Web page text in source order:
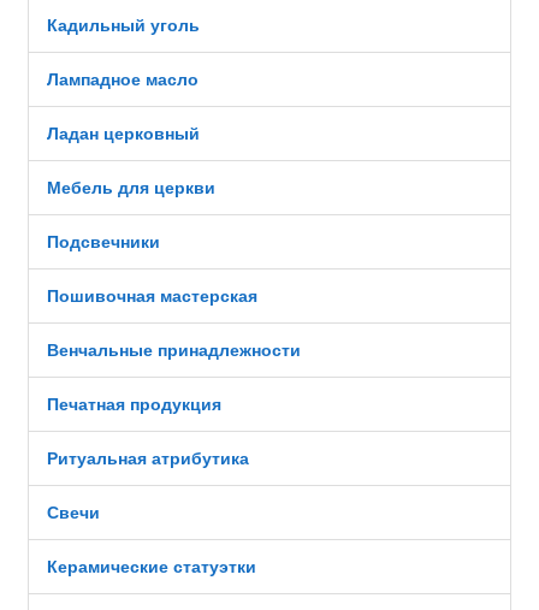
Кадильный уголь
Лампадное масло
Ладан церковный
Мебель для церкви
Подсвечники
Пошивочная мастерская
Венчальные принадлежности
Печатная продукция
Ритуальная атрибутика
Свечи
Керамические статуэтки